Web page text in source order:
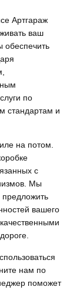
Артгараж
ваш
обеспечить
по
стандартам и
на потом.
с
Мы
предложить
вашего
нам по
поможет